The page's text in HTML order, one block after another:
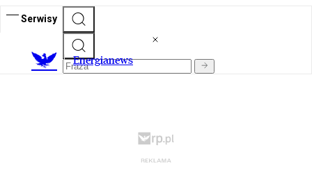
Serwisy
Energianews